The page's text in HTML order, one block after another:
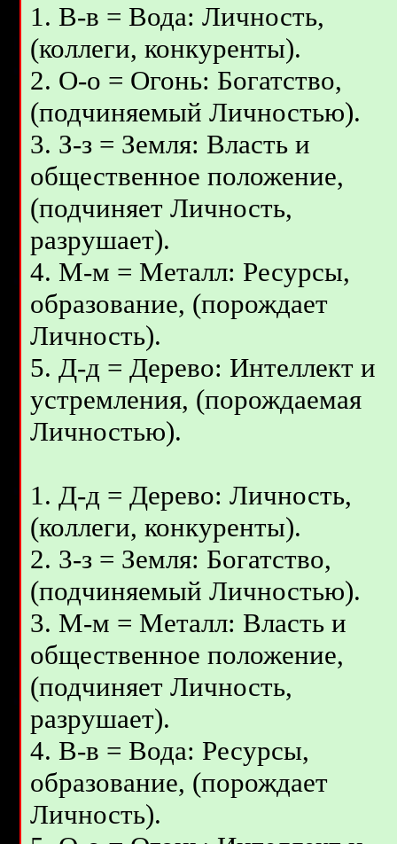
1. В-в = Вода: Личность,
(коллеги, конкуренты).
2. О-о = Огонь: Богатство,
(подчиняемый Личностью).
3. З-з = Земля: Власть и
общественное положение,
(подчиняет Личность,
разрушает).
4. M-м = Металл: Ресурсы,
образование, (порождает
Личность).
5. Д-д = Дерево: Интеллект и
устремления, (порождаемая
Личностью).
1. Д-д = Дерево: Личность,
(коллеги, конкуренты).
2. 3-з = Земля: Богатство,
(подчиняемый Личностью).
3. М-м = Металл: Власть и
общественное положение,
(подчиняет Личность,
разрушает).
4. B-в = Вода: Ресурсы,
образование, (порождает
Личность).